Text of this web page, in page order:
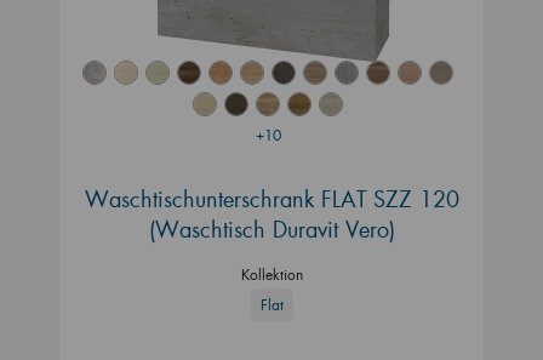
+10
Waschtischunterschrank FLAT SZZ 120
(Waschtisch Duravit Vero)
Kollektion
Flat